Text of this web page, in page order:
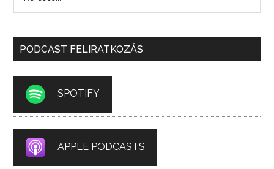
PODCAST FELIRATKOZÁS
SPOTIFY
APPLE PODCASTS